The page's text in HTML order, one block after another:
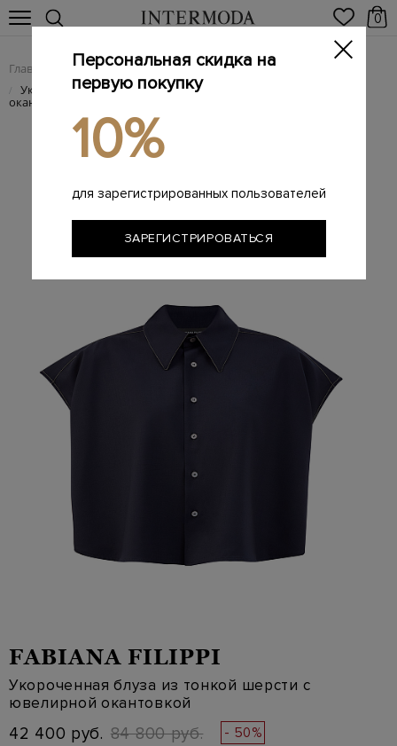
0
Главная Женщинам / Женская одежда / Женские блузы
/ Укороченная блуза из тонкой шерсти с ювелирной
окантовкой
FABIANA FILIPPI
Укороченная блуза из тонкой шерсти с
ювелирной окантовкой
42 400 руб. 84 800 руб. - 50%
Персональная скидка на
первую покупку
10%
для зарегистрированных пользователей
ЗАРЕГИСТРИРОВАТЬСЯ